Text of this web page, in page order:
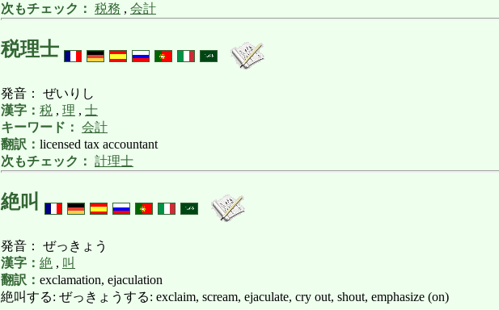
次もチェック： 税務 , 会計
税理士
発音： ぜいりし
漢字： 税 , 理 , 士
キーワード： 会計
翻訳： licensed tax accountant
次もチェック： 計理士
絶叫
発音： ぜっきょう
漢字： 絶 , 叫
翻訳： exclamation, ejaculation
絶叫する: ぜっきょうする: exclaim, scream, ejaculate, cry out, shout, emphasize (on)